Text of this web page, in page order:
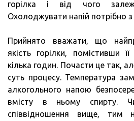
горілка і від чого
Охолоджувати напій потрібно
Прийнято вважати, що
якість горілки, помістивши
кілька годин. Почасти це так,
суть процесу. Температура
алкогольного напою
вмісту в ньому спирту.
співвідношення вище, тим